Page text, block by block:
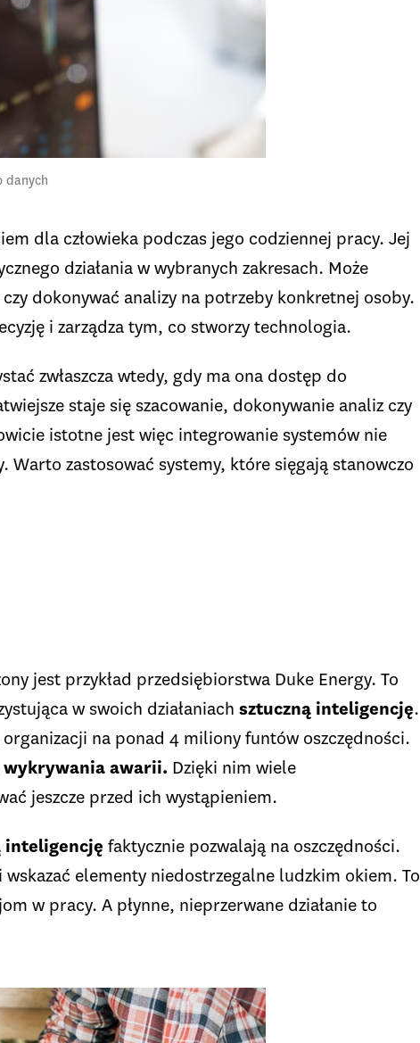
danych
dla człowieka podczas jego codziennej pracy. Jej
działania w wybranych zakresach. Może
dokonywać analizy na potrzeby konkretnej osoby.
i zarządza tym, co stworzy technologia.
zwłaszcza wtedy, gdy ma ona dostęp do
staje się szacowanie, dokonywanie analiz czy
istotne jest więc integrowanie systemów nie
zastosować systemy, które sięgają stanowczo
jest przykład przedsiębiorstwa Duke Energy. To
w swoich działaniachsztuczną inteligencję.
na ponad 4 miliony funtów oszczędności.
wykrywania awarii. Dzięki nim wiele
jeszcze przed ich wystąpieniem.
inteligencję faktycznie pozwalają na oszczędności.
elementy niedostrzegalne ludzkim okiem. To
w pracy. A płynne, nieprzerwane działanie to